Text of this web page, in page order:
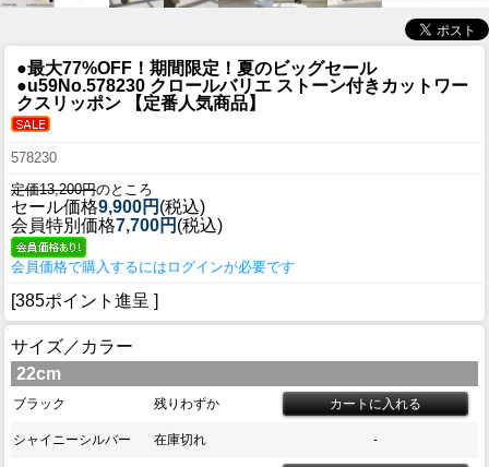
●最大77%OFF！期間限定！夏のビッグセール
●u59No.578230 クロールバリエ ストーン付きカットワー
クスリッポン 【定番人気商品】
578230
定価13,200円のところ
セール価格9,900円 (税込)
会員特別価格7,700円 (税込)
会員価格で購入するにはログインが必要です
[385ポイント進呈 ]
サイズ／カラー
22cm
ブラック 残りわずか
シャイニーシルバー 在庫切れ -